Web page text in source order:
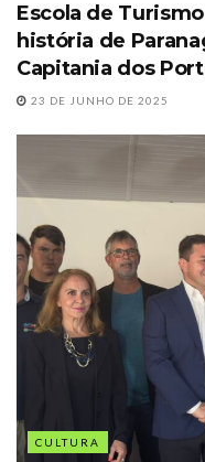
Escola de
história de
Capitania dos
23 DE JUNHO DE 2025
CULTURA